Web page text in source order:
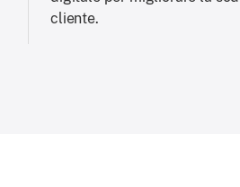
cliente.